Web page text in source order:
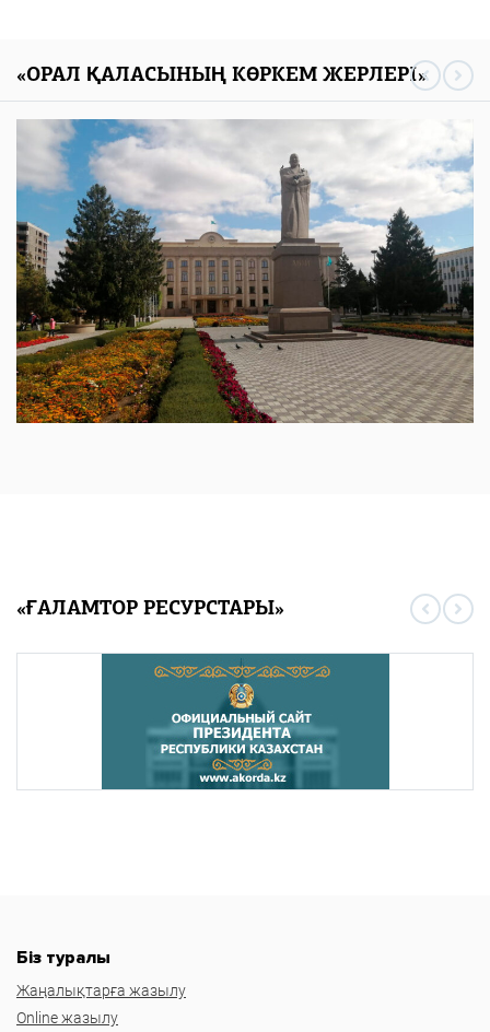
«ОРАЛ ҚАЛАСЫНЫҢ КӨРКЕМ ЖЕРЛЕРІ»
«ҒАЛАМТОР РЕСУРСТАРЫ»
Біз туралы
Жаңалықтарға жазылу
Online жазылу